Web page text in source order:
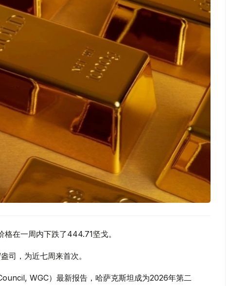
在一周内下跌了444.71坚戈。
司，为近七周来首次。
WGC）最新报告，哈萨克斯坦成为2026年第二